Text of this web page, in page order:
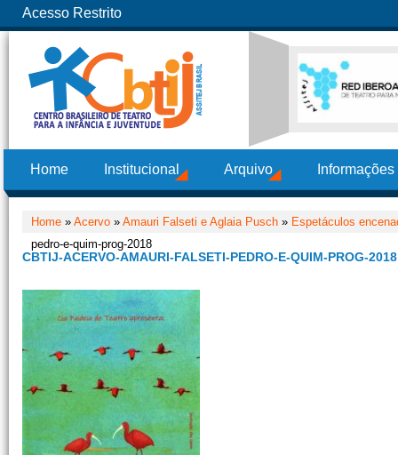
Acesso Restrito
Home Institucional Arquivo
Home » Acervo » Amauri Falseti e Aglaia Pusch » Espetáculos
pedro-e-quim-prog-2018
CBTIJ-ACERVO-AMAURI-FALSETI-PEDRO-E-QUIM-PROG-2018